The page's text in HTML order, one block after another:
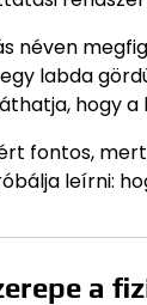
néven
egy labda
hogy
fontos, mert
leírni:
a